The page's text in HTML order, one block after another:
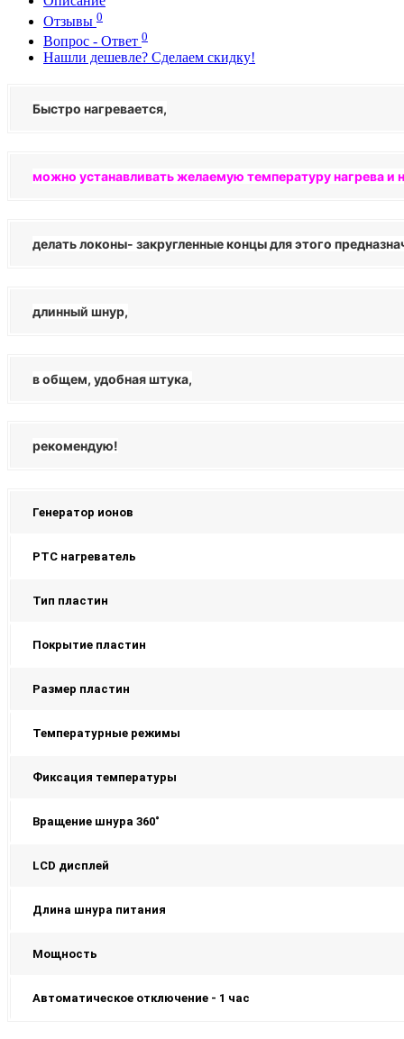
Отзывы 0
Вопрос - Ответ 0
Нашли дешевле? Сделаем скидку!
Быстро нагревается,
можно устанавливать желаемую температуру нагрева и
делать локоны- закругленные концы для этого
длинный шнур,
в общем, удобная штука,
рекомендую!
Генератор ионов
PTC нагреватель
Тип пластин
Покрытие пластин
Размер пластин
Температурные режимы
Фиксация температуры
Вращение шнура 360˚
LCD дисплей
Длина шнура питания
Мощность
Автоматическое отключение - 1 час